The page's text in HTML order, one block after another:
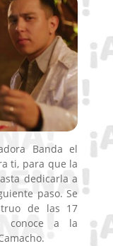
Banda el
ti, para que la
dedicarla a
paso. Se
de las 17
conoce a la